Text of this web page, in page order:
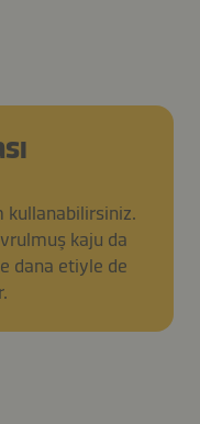
kullanabilirsiniz.
kaju da
dana etiyle de